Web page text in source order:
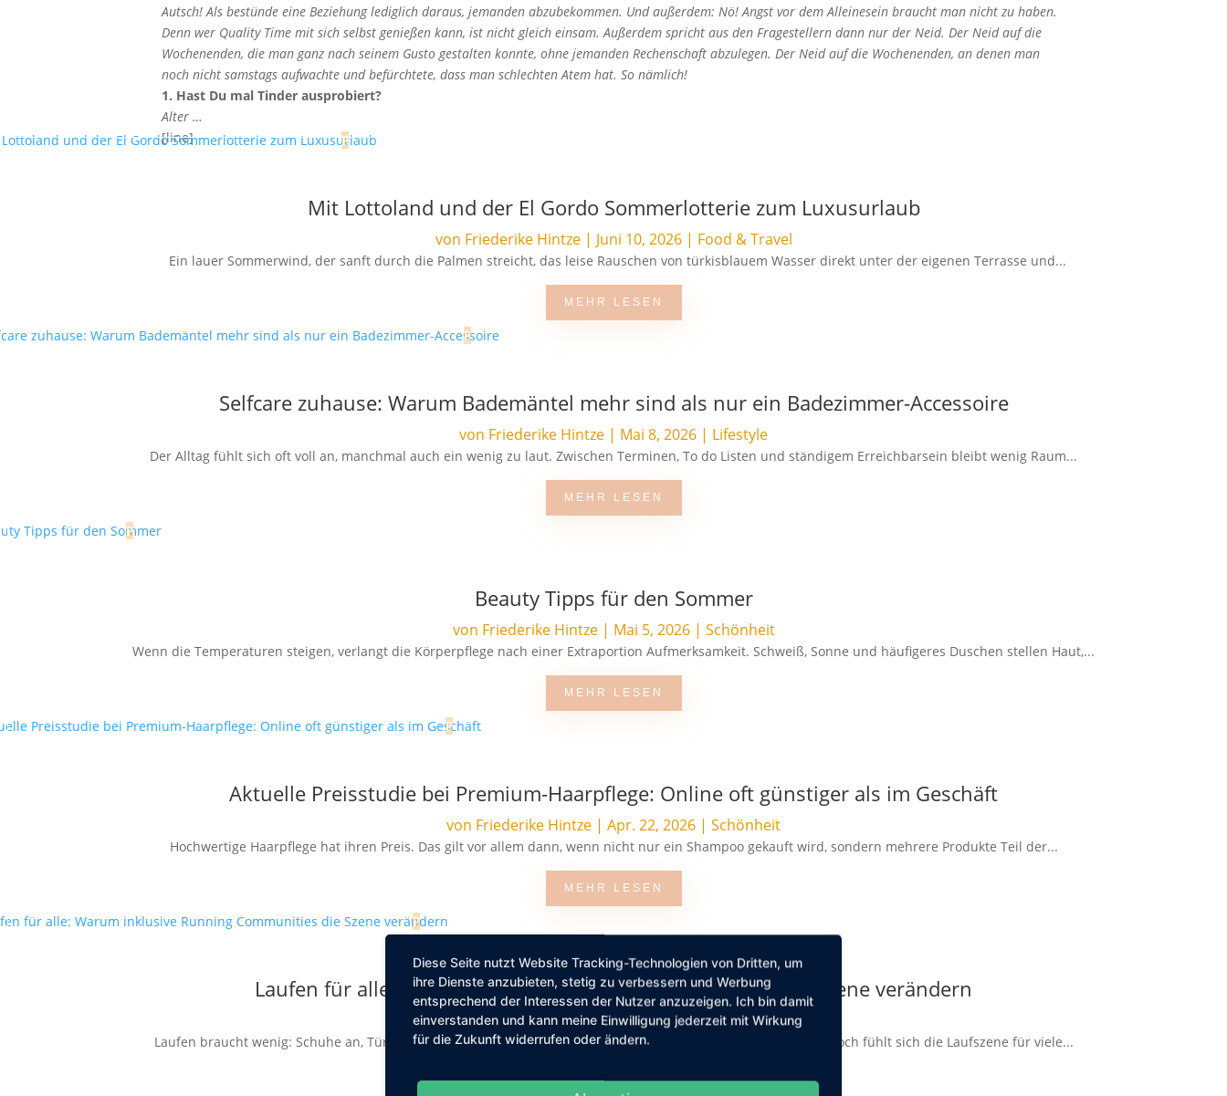
Autsch! Als bestünde eine Beziehung lediglich daraus, jemanden abzubekommen. Und außerdem: Nö! Angst vor dem Alleinesein braucht man nicht zu haben.
Denn wer Quality Time mit sich selbst genießen kann, ist nicht gleich einsam. Außerdem spricht aus den Fragestellern dann nur der Neid. Der Neid auf die
Wochenenden, die man ganz nach seinem Gusto gestalten konnte, ohne jemanden Rechenschaft abzulegen. Der Neid auf die Wochenenden, an denen man
noch nicht samstags aufwachte und befürchtete, dass man schlechten Atem hat. So nämlich!
1. Hast Du mal Tinder ausprobiert?
Alter …
[line]
Mit Lottoland und der El Gordo Sommerlotterie zum Luxusurlaub
von Friederike Hintze| Juni 10, 2026| Food & Travel
Ein lauer Sommerwind, der sanft durch die Palmen streicht, das leise Rauschen von türkisblauem Wasser direkt unter der eigenen Terrasse und...
MEHR LESEN
Selfcare zuhause: Warum Bademäntel mehr sind als nur ein Badezimmer-Accessoire
von Friederike Hintze | Mai 8, 2026 | Lifestyle
Der Alltag fühlt sich oft voll an, manchmal auch ein wenig zu laut. Zwischen Terminen, To do Listen und ständigem Erreichbarsein bleibt wenig Raum...
MEHR LESEN
Beauty Tipps für den Sommer
von Friederike Hintze| Mai 5, 2026| Schönheit
Wenn die Temperaturen steigen, verlangt die Körperpflege nach einer Extraportion Aufmerksamkeit. Schweiß, Sonne und häufigeres Duschen stellen Haut,...
MEHR LESEN
Aktuelle Preisstudie bei Premium-Haarpflege: Online oft günstiger als im Geschäft
von Friederike Hintze | Apr. 22, 2026 | Schönheit
Hochwertige Haarpflege hat ihren Preis. Das gilt vor allem dann, wenn nicht nur ein Shampoo gekauft wird, sondern mehrere Produkte Teil der...
MEHR LESEN
Laufen für alle: Warum inklusive Running Communities die Szene verändern
von Redaktion|März 26, 2026|Lifestyle
Laufen braucht wenig: Schuhe an, Tür auf, los. Keine Mitgliedschaft, kein Verein, keine Voraussetzungen. Und doch fühlt sich die Laufszene für viele...
MEHR LESEN
Diese Seite nutzt Website Tracking-Technologien von Dritten, um
ihre Dienste anzubieten, stetig zu verbessern und Werbung
entsprechend der Interessen der Nutzer anzuzeigen. Ich bin damit
einverstanden und kann meine Einwilligung jederzeit mit Wirkung
für die Zukunft widerrufen oder ändern.